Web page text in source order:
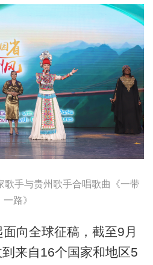
歌手与贵州歌手合唱歌曲《一带
一路》
向全球征稿，截至9月
来自16个国家和地区5